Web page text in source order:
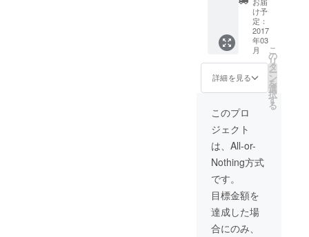
できる
機会で
すが、
申し込
みにあ
たり教
育現場
にふさ
わしい
内容か
どう
か、審
査をさ
せてい
ただき
業と選
ぶこと
ができ
ます。
け予
定：
2017
年03
月
詳細を見る
こ
の
リ
タ
ー
ン
を
選
択
す
る
このプロ
ジェクト
は、All-or-
Nothing方式
です。
目標金額を
達成した場
合にのみ、